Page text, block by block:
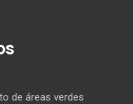
de áreas verdes